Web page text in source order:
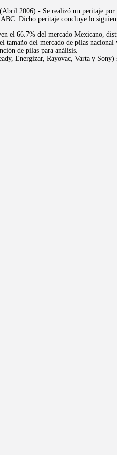
2006).- Se realizó un peritaje
Dicho peritaje concluye lo
el 66.7% del mercado Mexicano,
del mercado de pilas
de pilas para análisis.
Energizar, Rayovac, Varta y